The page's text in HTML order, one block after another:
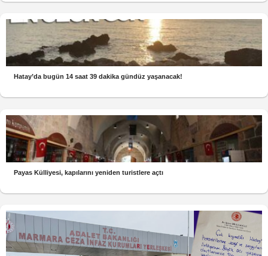
Hatay’da bugün 14 saat 39 dakika gündüz yaşanacak!
Payas Külliyesi, kapılarını yeniden turistlere açtı